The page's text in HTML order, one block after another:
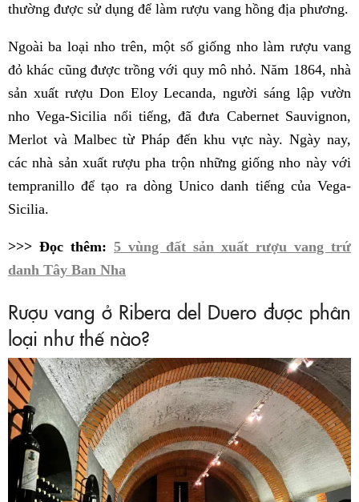
thường được sử dụng để làm rượu vang hồng địa phương.
Ngoài ba loại nho trên, một số giống nho làm rượu vang
đỏ khác cũng được trồng với quy mô nhỏ. Năm 1864, nhà
sản xuất rượu Don Eloy Lecanda, người sáng lập vườn
nho Vega-Sicilia nổi tiếng, đã đưa Cabernet Sauvignon,
Merlot và Malbec từ Pháp đến khu vực này. Ngày nay,
các nhà sản xuất rượu pha trộn những giống nho này với
tempranillo để tạo ra dòng Unico danh tiếng của Vega-
Sicilia.
>>> Đọc thêm: 5 vùng đất sản xuất rượu vang trứ
danh Tây Ban Nha
Rượu vang ở Ribera del Duero được phân
loại như thế nào?